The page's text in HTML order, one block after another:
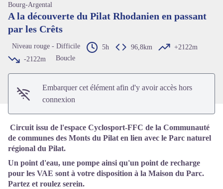
Bourg-Argental
A la découverte du Pilat Rhodanien en passant
par les Crêts
Niveau rouge - Difficile 5h 96,8km
+2122m
-2122m
Boucle
Embarquer cet élément afin d'y avoir accès hors
connexion
Circuit issu de l'espace Cyclosport-FFC de la Communauté
de communes des Monts du Pilat en lien avec le Parc naturel
régional du Pilat.
Un point d'eau, une pompe ainsi qu'un point de recharge
pour les VAE sont à votre disposition à la Maison du Parc.
Partez et roulez serein.